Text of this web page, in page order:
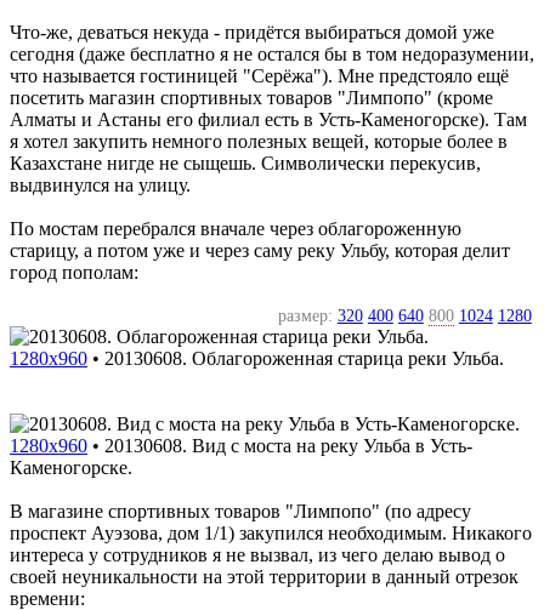
Что-же, деваться некуда - придётся выбираться домой уже
сегодня (даже бесплатно я не остался бы в том недоразумении,
что называется гостиницей "Серёжа"). Мне предстояло ещё
посетить магазин спортивных товаров "Лимпопо" (кроме
Алматы и Астаны его филиал есть в Усть-Каменогорске). Там
я хотел закупить немного полезных вещей, которые более в
Казахстане нигде не сыщешь. Символически перекусив,
выдвинулся на улицу.
По мостам перебрался вначале через облагороженную
старицу, а потом уже и через саму реку Ульбу, которая делит
город пополам:
размер: 320 400 640 800 1024 1280
1280x960 • 20130608. Облагороженная старица реки Ульба.
1280x960 • 20130608. Вид с моста на реку Ульба в Усть-
Каменогорске.
В магазине спортивных товаров "Лимпопо" (по адресу
проспект Ауэзова, дом 1/1) закупился необходимым. Никакого
интереса у сотрудников я не вызвал, из чего делаю вывод о
своей неуникальности на этой территории в данный отрезок
времени: